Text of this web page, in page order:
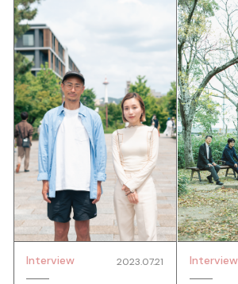
Interview 2023.07.21 Interview